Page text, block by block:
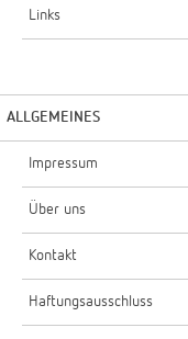
Links
ALLGEMEINES
Impressum
Über uns
Kontakt
Haftungsausschluss